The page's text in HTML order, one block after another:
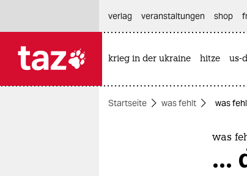
themen
verlag
veranstaltungen shop
krieg in der ukraine hitze us-
Startseite was fehlt was
was
...